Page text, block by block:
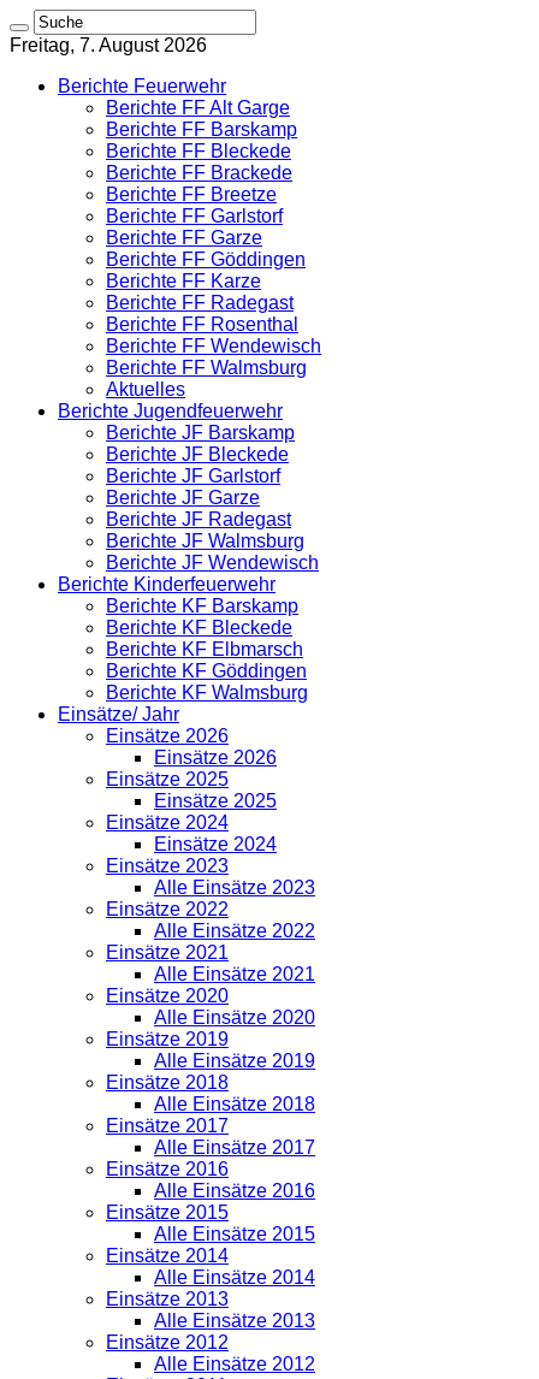
Freitag, 7. August 2026
Berichte Feuerwehr
Berichte FF Alt Garge
Berichte FF Barskamp
Berichte FF Bleckede
Berichte FF Brackede
Berichte FF Breetze
Berichte FF Garlstorf
Berichte FF Garze
Berichte FF Göddingen
Berichte FF Karze
Berichte FF Radegast
Berichte FF Rosenthal
Berichte FF Wendewisch
Berichte FF Walmsburg
Aktuelles
Berichte Jugendfeuerwehr
Berichte JF Barskamp
Berichte JF Bleckede
Berichte JF Garlstorf
Berichte JF Garze
Berichte JF Radegast
Berichte JF Walmsburg
Berichte JF Wendewisch
Berichte Kinderfeuerwehr
Berichte KF Barskamp
Berichte KF Bleckede
Berichte KF Elbmarsch
Berichte KF Göddingen
Berichte KF Walmsburg
Einsätze/ Jahr
Einsätze 2026
Einsätze 2026
Einsätze 2025
Einsätze 2025
Einsätze 2024
Einsätze 2024
Einsätze 2023
Alle Einsätze 2023
Einsätze 2022
Alle Einsätze 2022
Einsätze 2021
Alle Einsätze 2021
Einsätze 2020
Alle Einsätze 2020
Einsätze 2019
Alle Einsätze 2019
Einsätze 2018
Alle Einsätze 2018
Einsätze 2017
Alle Einsätze 2017
Einsätze 2016
Alle Einsätze 2016
Einsätze 2015
Alle Einsätze 2015
Einsätze 2014
Alle Einsätze 2014
Einsätze 2013
Alle Einsätze 2013
Einsätze 2012
Alle Einsätze 2012